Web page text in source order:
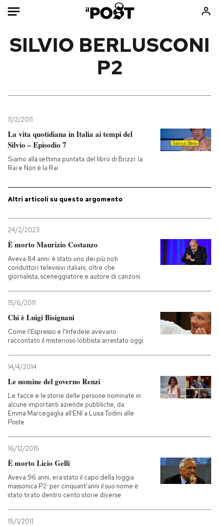
Mondo
Tecnologia
Internet
Cultura
Sport
Libri
Ok Boomer!
NEWSLETTER
I MIEI PREFERITI
SHOP
CALENDARIO
AREA PERSONALE
SILVIO BERLUSCONI
P2
11/2/2011
La vita quotidiana in Italia ai tempi del
Silvio – Episodio 7
Siamo alla settima puntata del libro di Brizzi: la
Rai e Non è la Rai
Altri articoli su questo argomento
24/2/2023
È morto Maurizio Costanzo
Aveva 84 anni: è stato uno dei più noti
conduttori televisivi italiani, oltre che
giornalista, sceneggiatore e autore di canzoni
15/6/2011
Chi è Luigi Bisignani
Come l'Espresso e l'Infedele avevano
raccontato il misterioso lobbista arrestato oggi
14/4/2014
Le nomine del governo Renzi
Le facce e le storie delle persone nominate in
alcune importanti aziende pubbliche, da
Emma Marcegaglia all'ENI a Luisa Todini alle
Poste
16/12/2015
È morto Licio Gelli
Aveva 96 anni, era stato il capo della loggia
massonica P2: per cinquant'anni il suo nome è
stato tirato dentro cento storie diverse
15/1/2011